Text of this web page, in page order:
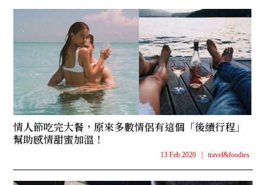
情人節吃完大餐，原來多數情侶有這個「後續行程」
幫助感情甜蜜加溫！
13 Feb 2020 travel&foodies